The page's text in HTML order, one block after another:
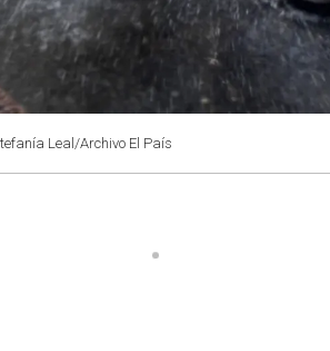
Leal/Archivo El País